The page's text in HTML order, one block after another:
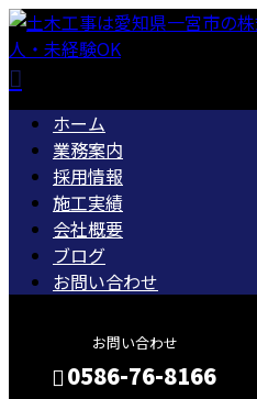
ホーム
業務案内
採用情報
施工実績
会社概要
ブログ
お問い合わせ
お問い合わせ
0586-76-8166